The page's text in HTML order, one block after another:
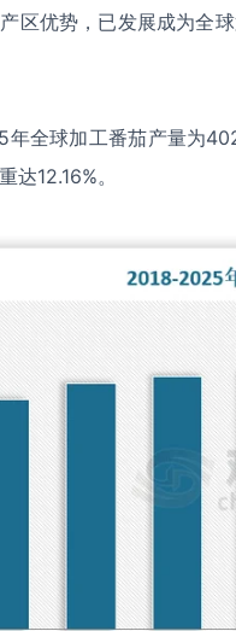
区优势，已发展成为全
年全球加工番茄产量为
达12.16%。